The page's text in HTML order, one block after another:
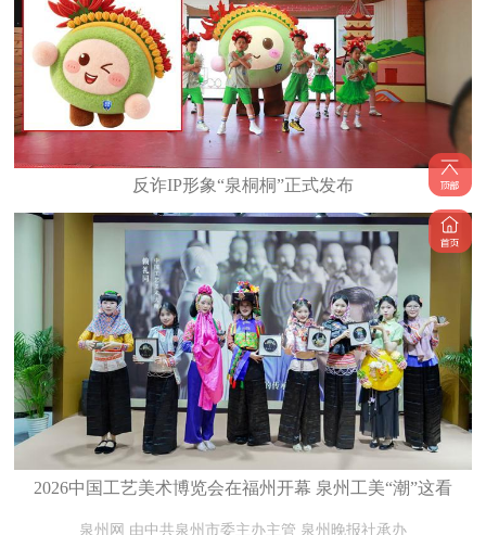
反诈IP形象“泉桐桐”正式发布
2026中国工艺美术博览会在福州开幕 泉州工美“潮”这看
泉州网 由中共泉州市委主办主管 泉州晚报社承办